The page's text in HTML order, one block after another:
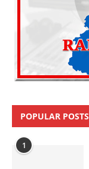
POPULAR POSTS
1